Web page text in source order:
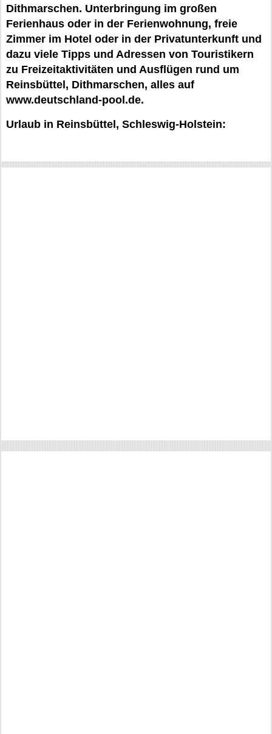
Dithmarschen. Unterbringung im großen
Ferienhaus oder in der Ferienwohnung, freie
Zimmer im Hotel oder in der Privatunterkunft und
dazu viele Tipps und Adressen von Touristikern
zu Freizeitaktivitäten und Ausflügen rund um
Reinsbüttel, Dithmarschen, alles auf
www.deutschland-pool.de.
Urlaub in Reinsbüttel, Schleswig-Holstein: